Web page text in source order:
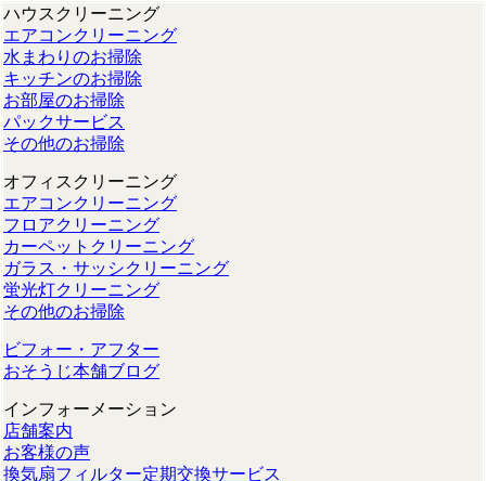
ハウスクリーニング
エアコンクリーニング
水まわりのお掃除
キッチンのお掃除
お部屋のお掃除
パックサービス
その他のお掃除
オフィスクリーニング
エアコンクリーニング
フロアクリーニング
カーペットクリーニング
ガラス・サッシクリーニング
蛍光灯クリーニング
その他のお掃除
ビフォー・アフター
おそうじ本舗ブログ
インフォーメーション
店舗案内
お客様の声
換気扇フィルター定期交換サービス